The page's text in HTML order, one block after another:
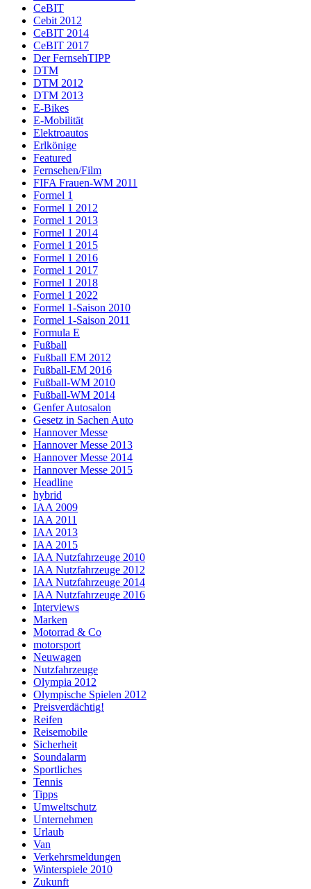
CeBIT
Cebit 2012
CeBIT 2014
CeBIT 2017
Der FernsehTIPP
DTM
DTM 2012
DTM 2013
E-Bikes
E-Mobilität
Elektroautos
Erlkönige
Featured
Fernsehen/Film
FIFA Frauen-WM 2011
Formel 1
Formel 1 2012
Formel 1 2013
Formel 1 2014
Formel 1 2015
Formel 1 2016
Formel 1 2017
Formel 1 2018
Formel 1 2022
Formel 1-Saison 2010
Formel 1-Saison 2011
Formula E
Fußball
Fußball EM 2012
Fußball-EM 2016
Fußball-WM 2010
Fußball-WM 2014
Genfer Autosalon
Gesetz in Sachen Auto
Hannover Messe
Hannover Messe 2013
Hannover Messe 2014
Hannover Messe 2015
Headline
hybrid
IAA 2009
IAA 2011
IAA 2013
IAA 2015
IAA Nutzfahrzeuge 2010
IAA Nutzfahrzeuge 2012
IAA Nutzfahrzeuge 2014
IAA Nutzfahrzeuge 2016
Interviews
Marken
Motorrad & Co
motorsport
Neuwagen
Nutzfahrzeuge
Olympia 2012
Olympische Spielen 2012
Preisverdächtig!
Reifen
Reisemobile
Sicherheit
Soundalarm
Sportliches
Tennis
Tipps
Umweltschutz
Unternehmen
Urlaub
Van
Verkehrsmeldungen
Winterspiele 2010
Zukunft